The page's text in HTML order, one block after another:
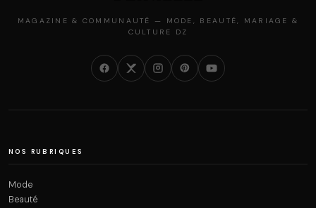
MAGAZINE & COMMUNAUTÉ — MODE, BEAUTÉ, MARIAGE &
CULTURE DZ
NOS RUBRIQUES
Mode
Beauté